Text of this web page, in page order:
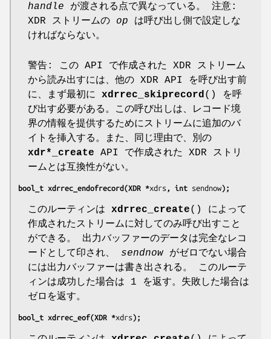
handle が渡される点で異なっている。 注意:
XDR ストリームの op は呼び出し側で設定しな
ければならない。
警告: この API で作成された XDR ストリーム
から読み出すには、他の XDR API を呼び出す前
に、まず最初に xdrrec_skiprecord() を呼
び出す必要がある。この呼び出しは、レコード境
界の情報を提供するためにストリームに追加のバ
イトを挿入する。また、同じ理由で、別の
xdr*_create API で作成された XDR ストリ
ームとは互換性がない。
bool_t xdrrec_endofrecord(XDR *xdrs , int sendnow);
このルーティンは xdrrec_create() によって
作成されたストリームに対してのみ呼び出すこと
ができる。 出力バッファーのデータは完全なレコ
ードとして印され、 sendnow がゼロでない場合
には出力バッファーは書き出される。 このルーテ
ィンは成功した場合は 1 を返す。失敗した場合は
ゼロを返す。
bool_t xdrrec_eof(XDR *xdrs);